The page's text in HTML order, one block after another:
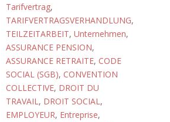
Tarifvertrag,
TARIFVERTRAGSVERHANDLUNG,
TEILZEITARBEIT, Unternehmen,
ASSURANCE PENSION,
ASSURANCE RETRAITE, CODE
SOCIAL (SGB), CONVENTION
COLLECTIVE, DROIT DU
TRAVAIL, DROIT SOCIAL,
EMPLOYEUR, Entreprise,